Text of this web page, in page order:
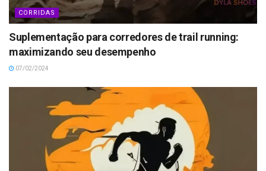
CORRIDAS
Suplementação para corredores de trail running:
maximizando seu desempenho
07/02/2024